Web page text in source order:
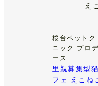
え
桜台ペットク
ニック プロ
ース
里親募集型
フェ えこね